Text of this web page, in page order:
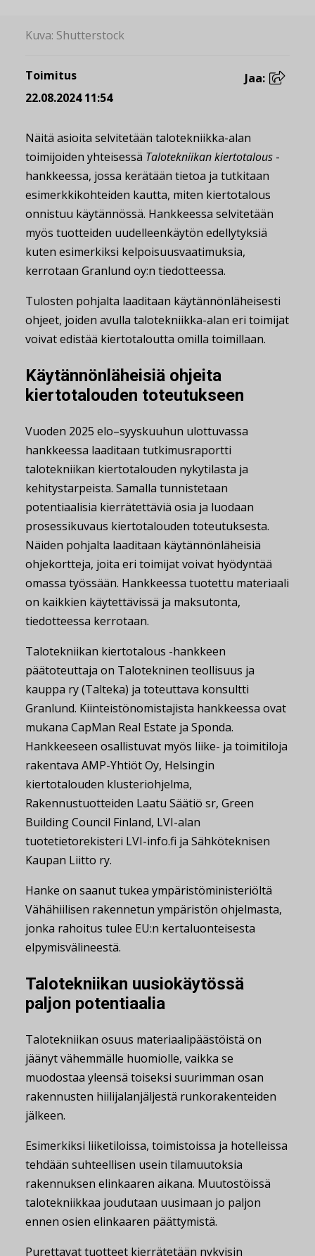
Kuva: Shutterstock
Toimitus
22.08.2024 11:54
Jaa:
Näitä asioita selvitetään talotekniikka-alan
toimijoiden yhteisessä Talotekniikan kiertotalous -
hankkeessa, jossa kerätään tietoa ja tutkitaan
esimerkkikohteiden kautta, miten kiertotalous
onnistuu käytännössä. Hankkeessa selvitetään
myös tuotteiden uudelleenkäytön edellytyksiä
kuten esimerkiksi kelpoisuusvaatimuksia,
kerrotaan Granlund oy:n tiedotteessa.
Tulosten pohjalta laaditaan käytännönläheisesti
ohjeet, joiden avulla talotekniikka-alan eri toimijat
voivat edistää kiertotaloutta omilla toimillaan.
Käytännönläheisiä ohjeita
kiertotalouden toteutukseen
Vuoden 2025 elo–syyskuuhun ulottuvassa
hankkeessa laaditaan tutkimusraportti
talotekniikan kiertotalouden nykytilasta ja
kehitystarpeista. Samalla tunnistetaan
potentiaalisia kierrätettäviä osia ja luodaan
prosessikuvaus kiertotalouden toteutuksesta.
Näiden pohjalta laaditaan käytännönläheisiä
ohjekortteja, joita eri toimijat voivat hyödyntää
omassa työssään. Hankkeessa tuotettu materiaali
on kaikkien käytettävissä ja maksutonta,
tiedotteessa kerrotaan.
Talotekniikan kiertotalous -hankkeen
päätoteuttaja on Talotekninen teollisuus ja
kauppa ry (Talteka) ja toteuttava konsultti
Granlund. Kiinteistönomistajista hankkeessa ovat
mukana CapMan Real Estate ja Sponda.
Hankkeeseen osallistuvat myös liike- ja toimitiloja
rakentava AMP-Yhtiöt Oy, Helsingin
kiertotalouden klusteriohjelma,
Rakennustuotteiden Laatu Säätiö sr, Green
Building Council Finland, LVI-alan
tuotetietorekisteri LVI-info.fi ja Sähköteknisen
Kaupan Liitto ry.
Hanke on saanut tukea ympäristöministeriöltä
Vähähiilisen rakennetun ympäristön ohjelmasta,
jonka rahoitus tulee EU:n kertaluonteisesta
elpymisvälineestä.
Talotekniikan uusiokäytössä
paljon potentiaalia
Talotekniikan osuus materiaalipäästöistä on
jäänyt vähemmälle huomiolle, vaikka se
muodostaa yleensä toiseksi suurimman osan
rakennusten hiilijalanjäljestä runkorakenteiden
jälkeen.
Esimerkiksi liiketiloissa, toimistoissa ja hotelleissa
tehdään suhteellisen usein tilamuutoksia
rakennuksen elinkaaren aikana. Muutostöissä
talotekniikkaa joudutaan uusimaan jo paljon
ennen osien elinkaaren päättymistä.
Purettavat tuotteet kierrätetään nykyisin